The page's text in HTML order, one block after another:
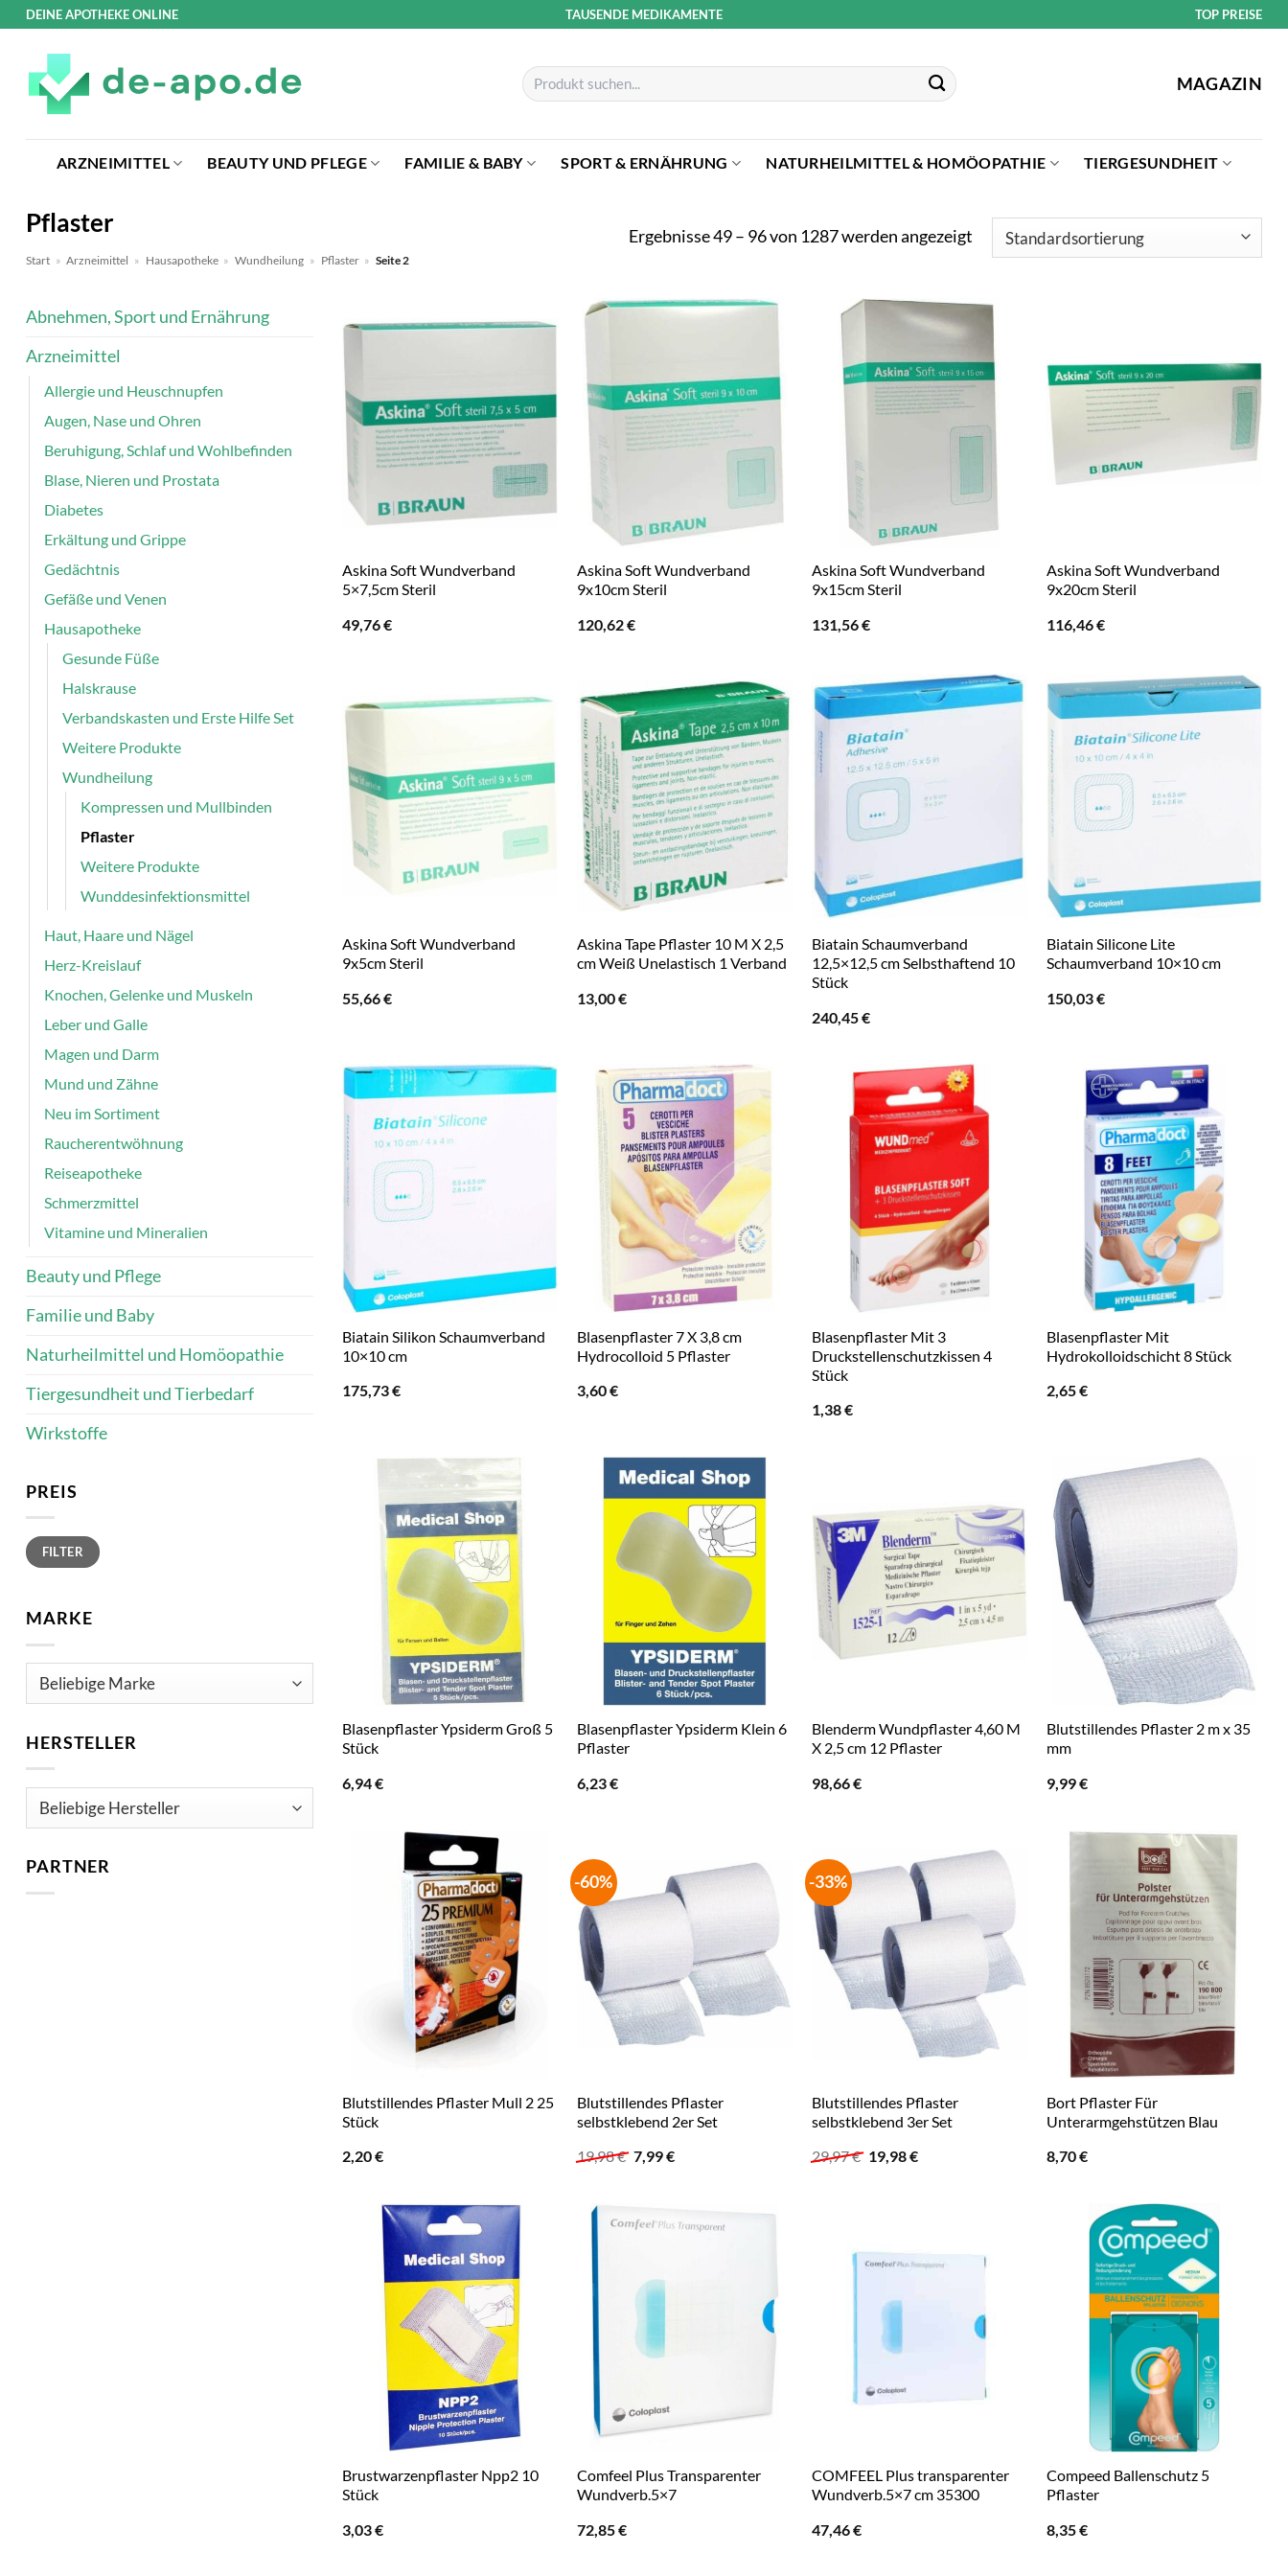
ZumDEINE APOTHEKE ONLINE TAUSENDE MEDIKAMENTE TOP PREISE
Suchen
nach:
MAGAZIN
ARZNEIMITTEL BEAUTY UND PFLEGE FAMILIE & BABY SPORT & ERNÄHRUNG NATURHEILMITTEL & HOMÖOPATHIE TIERGESUNDHEIT
Pflaster
Start » Arzneimittel » Hausapotheke » Wundheilung » Pflaster » Seite 2
Ergebnisse 49 – 96 von 1287 werden angezeigt
Abnehmen, Sport und Ernährung
Arzneimittel
Allergie und Heuschnupfen
Augen, Nase und Ohren
Beruhigung, Schlaf und Wohlbefinden
Blase, Nieren und Prostata
Diabetes
Erkältung und Grippe
Gedächtnis
Gefäße und Venen
Hausapotheke
Gesunde Füße
Halskrause
Verbandskasten und Erste Hilfe Set
Weitere Produkte
Wundheilung
Kompressen und Mullbinden
Pflaster
Weitere Produkte
Wunddesinfektionsmittel
Haut, Haare und Nägel
Herz-Kreislauf
Knochen, Gelenke und Muskeln
Leber und Galle
Magen und Darm
Mund und Zähne
Neu im Sortiment
Raucherentwöhnung
Reiseapotheke
Schmerzmittel
Vitamine und Mineralien
Beauty und Pflege
Familie und Baby
Naturheilmittel und Homöopathie
Tiergesundheit und Tierbedarf
Wirkstoffe
PREIS
Min.
Preis
Max.
PreisFILTER
MARKE
HERSTELLER
PARTNER
Askina Soft Wundverband
5×7,5cm Steril
49,76€
Askina Soft Wundverband
9x10cm Steril
120,62€
Askina Soft Wundverband
9x15cm Steril
131,56€
Askina Soft Wundverband
9x20cm Steril
116,46€
Askina Soft Wundverband
9x5cm Steril
55,66€
Askina Tape Pflaster 10 M X 2,5
cm Weiß Unelastisch 1 Verband
13,00€
Biatain Schaumverband
12,5×12,5 cm Selbsthaftend 10
Stück
240,45€
Biatain Silicone Lite
Schaumverband 10×10 cm
150,03€
Biatain Silikon Schaumverband
10×10 cm
175,73€
Blasenpflaster 7 X 3,8 cm
Hydrocolloid 5 Pflaster
3,60€
Blasenpflaster Mit 3
Druckstellenschutzkissen 4
Stück
1,38€
Blasenpflaster Mit
Hydrokolloidschicht 8 Stück
2,65€
Blasenpflaster Ypsiderm Groß 5
Stück
6,94€
Blasenpflaster Ypsiderm Klein 6
Pflaster
6,23€
Blenderm Wundpflaster 4,60 M
X 2,5 cm 12 Pflaster
98,66€
Blutstillendes Pflaster 2 m x 35
mm
9,99€
Blutstillendes Pflaster Mull 2 25
Stück
2,20€
-60%
Blutstillendes Pflaster
selbstklebend 2er Set
19,98€ Ursprünglicher
Preis
7,99€Aktueller
-33%
Blutstillendes Pflaster
selbstklebend 3er Set
29,97€ Ursprünglicher
Preis
19,98€Aktueller
Bort Pflaster Für
Unterarmgehstützen Blau
8,70€
Brustwarzenpflaster Npp2 10
Stück
3,03€
Comfeel Plus Transparenter
Wundverb.5×7
72,85€
COMFEEL Plus transparenter
Wundverb.5×7 cm 35300
47,46€
Compeed Ballenschutz 5
Pflaster
8,35€